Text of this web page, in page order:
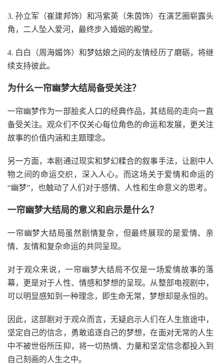
3. 孙立军（崔建邦饰）和冯紫英（朱茵饰）在演艺圈崭露头
角，二人坠入爱河，最终步入婚姻的殿堂。
4. 白白（周海媚饰）和梦姑娘之间的友情经历了磨砺，将继
续支持彼此。
为什么一帘幽梦大结局备受关注？
一帘幽梦作为一部脍炙人口的经典作品，其结局的走向一直
备受关注。观众们不仅关心每位角色的命运和发展，更关注
故事的价值内涵和主题理念。
另一方面，本剧通过现实和梦幻糅合的叙事手法，让剧中人
物之间的命运交织，深入人心。而这场关于爱情和命运的
“幽梦”，也触动了人们对于感情、人性和生命意义的思考。
一帘幽梦大结局的意义和启示是什么？
一帘幽梦大结局虽然剧情复杂，但最终展现的是爱情、亲
情、友情和复杂命运的共同呈现。
对于观众来说，一帘幽梦大结局不仅是一场爱情故事的落
幕，更是对于人性、情感和梦想的呈现。从整部电视剧中，
可以明显感知到一种理念，即生命无常，梦想却是永恒的。
因此，这部剧对于观众而言，无疑启示人们在人生旅途中，
坚定自己的信念，勇敢追逐自己的梦想，在面对无常的人生
中不被世俗所压抑，将一切热情、力量和坚定信念都投入到
自己刻画的人生之中。